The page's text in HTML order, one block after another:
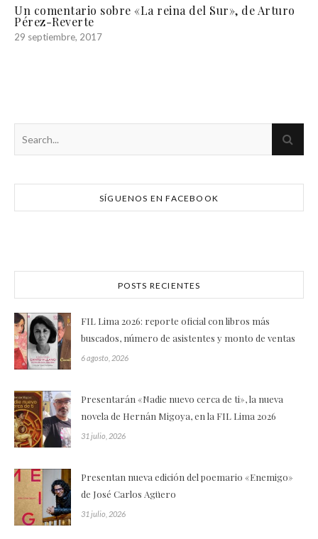
Un comentario sobre «La reina del Sur», de Arturo
Pérez-Reverte
29 septiembre, 2017
SÍGUENOS EN FACEBOOK
POSTS RECIENTES
FIL Lima 2026: reporte oficial con libros más
buscados, número de asistentes y monto de ventas
6 agosto, 2026
Presentarán «Nadie nuevo cerca de ti», la nueva
novela de Hernán Migoya, en la FIL Lima 2026
31 julio, 2026
Presentan nueva edición del poemario «Enemigo»
de José Carlos Agüero
31 julio, 2026